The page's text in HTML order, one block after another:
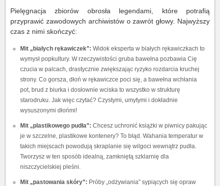
Pielęgnacja zbiorów obrosła legendami, które potrafią
przyprawić zawodowych archiwistów o zawrót głowy. Najwyższy
czas z nimi skończyć:
Mit „białych rękawiczek”: Widok eksperta w białych rękawiczkach to
wymysł popkultury. W rzeczywistości gruba bawełna pozbawia Cię
czucia w palcach, drastycznie zwiększając ryzyko rozdarcia kruchej
strony. Co gorsza, dłoń w rękawiczce poci się, a bawełna wchłania
pot, brud z biurka i dosłownie wciska to wszystko w strukturę
starodruku. Jak więc czytać? Czystymi, umytymi i dokładnie
wysuszonymi dłońmi!
Mit „plastikowego pudła”: Chcesz uchronić książki w piwnicy pakując
je w szczelne, plastikowe kontenery? To błąd. Wahania temperatur w
takich miejscach powodują skraplanie się wilgoci wewnątrz pudła.
Tworzysz w ten sposób idealną, zamkniętą szklarnię dla
niszczycielskiej pleśni.
Mit „pastowania skóry”: Próby „odżywiania” sypiących się opraw